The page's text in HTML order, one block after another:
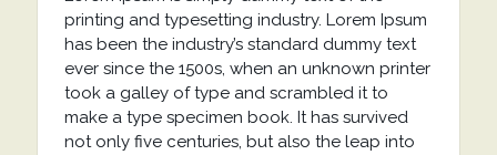
printing and typesetting industry. Lorem Ipsum
has been the industry’s standard dummy text
ever since the 1500s, when an unknown printer
took a galley of type and scrambled it to
make a type specimen book. It has survived
not only five centuries, but also the leap into